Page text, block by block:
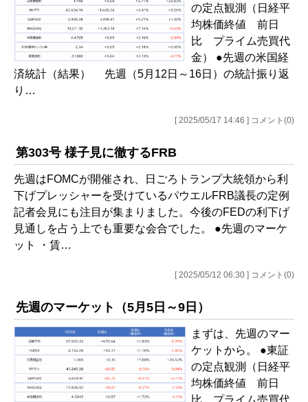
の定点観測（日経平
均株価終値 前日
比 プライム売買代
金） ●先週の米国経
済統計（結果） 先週（5月12日～16日）の統計振り返
り…
[ 2025/05/17 14:46 ] コメント(0)
第303号 様子見に徹するFRB
先週はFOMCが開催され、日ごろトランプ大統領から利
下げプレッシャーを受けているパウエルFRB議長の定例
記者会見にも注目が集まりました。今後のFEDの利下げ
見通しを占う上でも重要な会合でした。 ●先週のマーケ
ット ・賃…
[ 2025/05/12 06:30 ] コメント(0)
先週のマーケット（5月5日～9日）
まずは、先週のマー
ケットから。 ●東証
の定点観測（日経平
均株価終値 前日
比 プライム売買代